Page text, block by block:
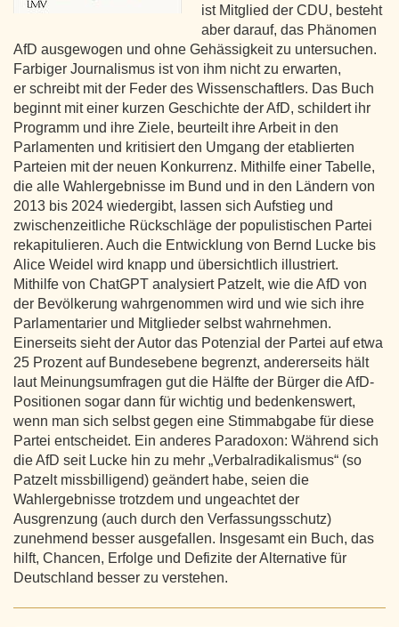
ist Mitglied der CDU, besteht
aber darauf, das Phänomen
AfD ausgewogen und ohne Gehässigkeit zu untersuchen.
Farbiger Journalismus ist von ihm nicht zu erwarten,
er schreibt mit der Feder des Wissenschaftlers. Das Buch
beginnt mit einer kurzen Geschichte der AfD, schildert ihr
Programm und ihre Ziele, beurteilt ihre Arbeit in den
Parlamenten und kritisiert den Umgang der etablierten
Parteien mit der neuen Konkurrenz. Mithilfe einer Tabelle,
die alle Wahlergebnisse im Bund und in den Ländern von
2013 bis 2024 wiedergibt, lassen sich Aufstieg und
zwischenzeitliche Rückschläge der populistischen Partei
rekapitulieren. Auch die Entwicklung von Bernd Lucke bis
Alice Weidel wird knapp und übersichtlich illustriert.
Mithilfe von ChatGPT analysiert Patzelt, wie die AfD von
der Bevölkerung wahrgenommen wird und wie sich ihre
Parlamentarier und Mitglieder selbst wahrnehmen.
Einerseits sieht der Autor das Potenzial der Partei auf etwa
25 Prozent auf Bundesebene begrenzt, andererseits hält
laut Meinungsumfragen gut die Hälfte der Bürger die AfD-
Positionen sogar dann für wichtig und bedenkenswert,
wenn man sich selbst gegen eine Stimmabgabe für diese
Partei entscheidet. Ein anderes Paradoxon: Während sich
die AfD seit Lucke hin zu mehr „Verbalradikalismus“ (so
Patzelt missbilligend) geändert habe, seien die
Wahlergebnisse trotzdem und ungeachtet der
Ausgrenzung (auch durch den Verfassungsschutz)
zunehmend besser ausgefallen. Insgesamt ein Buch, das
hilft, Chancen, Erfolge und Defizite der Alternative für
Deutschland besser zu verstehen.